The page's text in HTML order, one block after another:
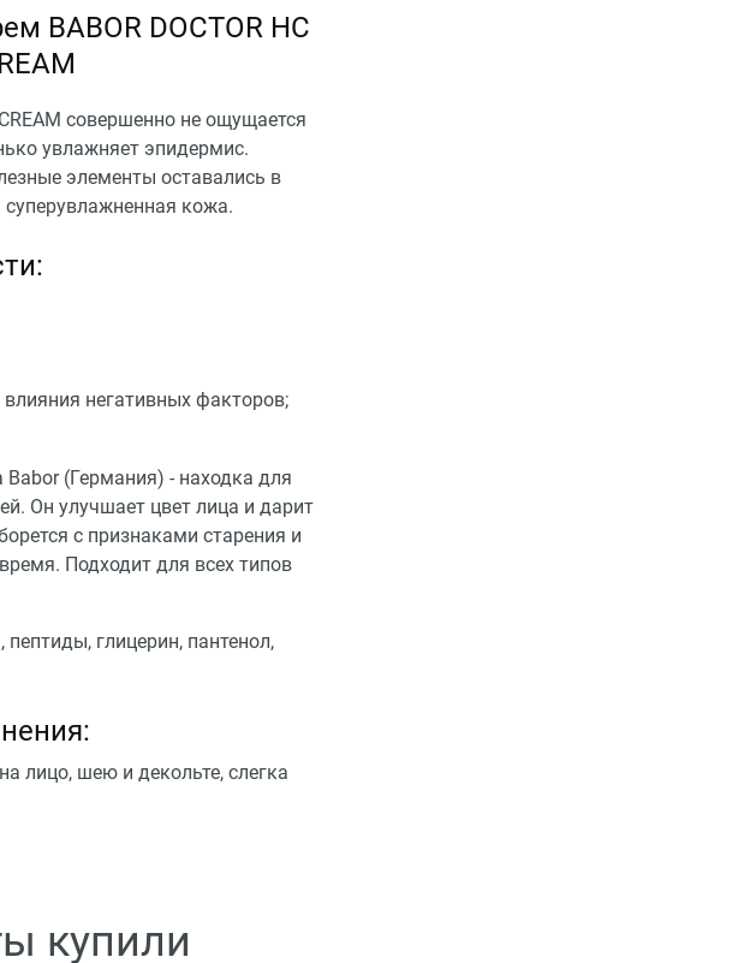
BABOR DOCTOR HC
совершенно не ощущается
увлажняет эпидермис.
элементы оставались в
кожа.
негативных факторов;
Babor (Германия) - находка для
Он улучшает цвет лица и дарит
с признаками старения и
Подходит для всех типов
глицерин, пантенол,
лицо, шею и декольте, слегка
купили